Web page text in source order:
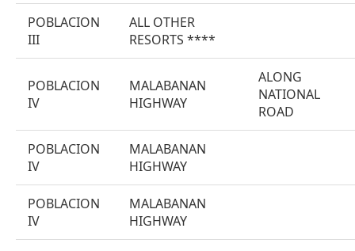
POBLACION
III
ALL OTHER
RESORTS ****
POBLACION
IV
MALABANAN
HIGHWAY
ALONG
NATIONAL
ROAD
POBLACION
IV
MALABANAN
HIGHWAY
POBLACION
IV
MALABANAN
HIGHWAY